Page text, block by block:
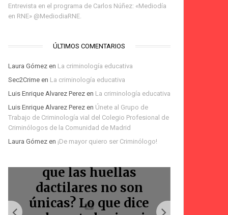
Entrevista en el programa de Carlos Núñez: «Mediodía
en RNE» @MediodiaRNE.
ÚLTIMOS COMENTARIOS
Laura Gómezen La criminología educativa
Sec2Crimeen La criminología educativa
Luis Enrique Alvarez Perezen La criminología educativa
Luis Enrique Alvarez Perezen Únete al Grupo de
Trabajo de Criminología vial del Colegio Profesional de
Criminólogos de la Comunidad de Madrid
Laura Gómezen ¡De mayor quiero ser Criminólogo!
Bienvenidos
criminólogos
Podcast: Homicidios
viales
Podcast Voces Amigas:
La Marquesina
Te espero en la Feria
del Libro de Madrid:
firma de «La
Marquesina»
que las huellas
dactilares no son
únicas? Lo que dice